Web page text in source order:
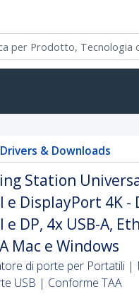
Drivers & Downloads
Station
e DisplayPort 4K -
e DP, 4x USB-A,
Mac e Windows
di porte per Portatili
USB | Conforme TAA